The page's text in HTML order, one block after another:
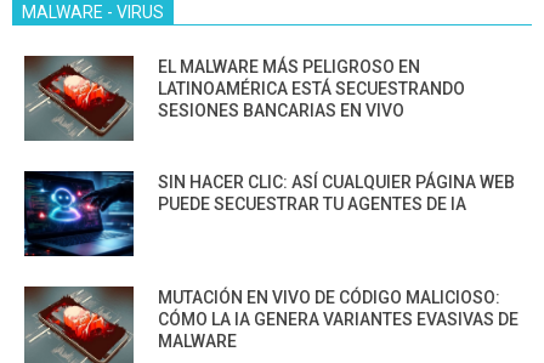
MALWARE - VIRUS
EL MALWARE MÁS PELIGROSO EN
LATINOAMÉRICA ESTÁ SECUESTRANDO
SESIONES BANCARIAS EN VIVO
SIN HACER CLIC: ASÍ CUALQUIER PÁGINA WEB
PUEDE SECUESTRAR TU AGENTES DE IA
MUTACIÓN EN VIVO DE CÓDIGO MALICIOSO:
CÓMO LA IA GENERA VARIANTES EVASIVAS DE
MALWARE